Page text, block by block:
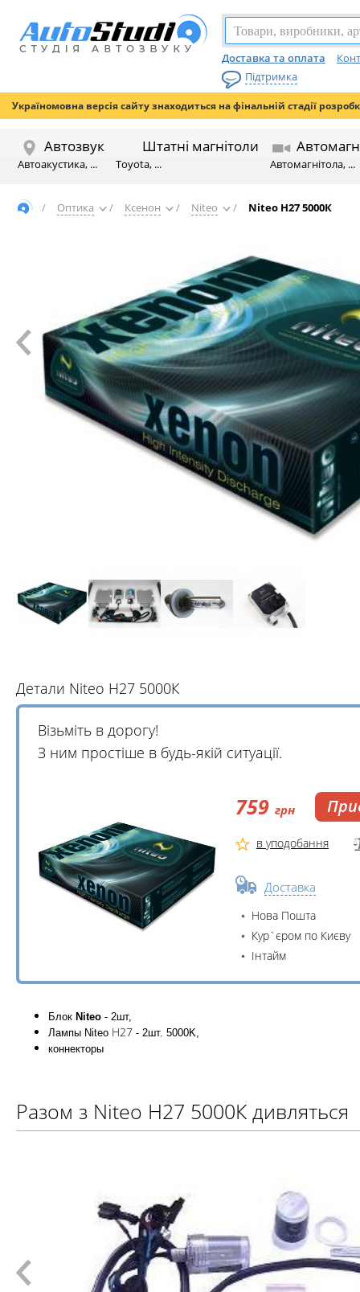
Доставка та оплата
Підтримка
Україномовна версія сайту знаходиться на фінальній стадії
Автозвук
Автоакустика, ...
Штатні магнітоли
Toyota, ... Автомагнітола, ...
/ Оптика / Ксенон / Niteo / Niteo H27 5000К
Детали Niteo H27 5000К
Візьміть в дорогу!
З ним простіше в будь-якій ситуації.
759 грн
в уподобання
Доставка
Нова Пошта
Кур`єром по Києву
Інтайм
Блок Niteo - 2шт,
Лампы Niteo H27 - 2шт. 5000K,
коннекторы
Разом з Niteo H27 5000К дивляться